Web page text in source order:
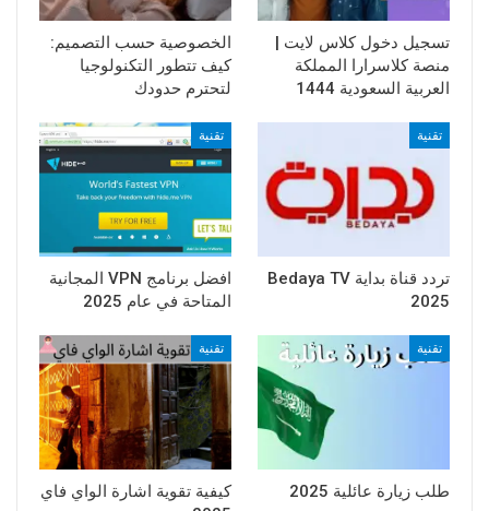
تسجيل دخول كلاس لايت |
منصة كلاسرارا المملكة
العربية السعودية 1444
الخصوصية حسب التصميم:
كيف تتطور التكنولوجيا
لتحترم حدودك
تقنية
تردد قناة بداية Bedaya TV
2025
تقنية
افضل برنامج VPN المجانية
المتاحة في عام 2025
تقنية
طلب زيارة عائلية 2025
تقنية
كيفية تقوية اشارة الواي فاي